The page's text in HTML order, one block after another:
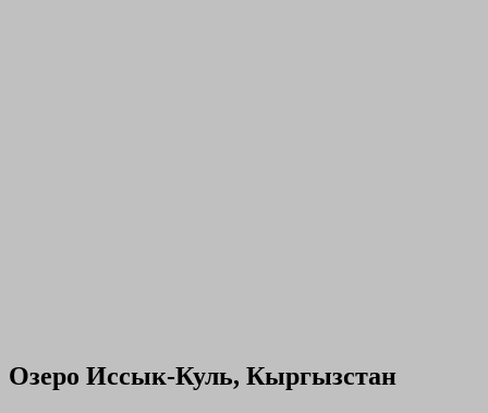
Озеро Иссык-Куль, Кыргызстан